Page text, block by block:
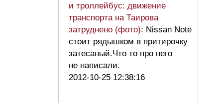
и троллейбус: движение
транспорта на Таирова
затруднено (фото): Nissan Note
стоит рядышком в притирочку
затесаный.Что то про него
не написали.
2012-10-25 12:38:16